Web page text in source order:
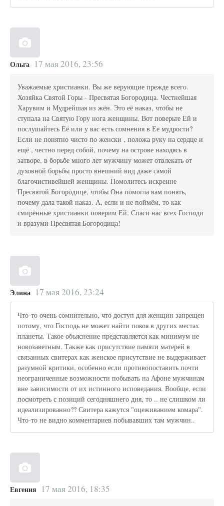
Ольга 17 мая 2016, 23:56
Уважаемые христианки. Вы же верующие прежде всего.
Хозяйка Святой Горы - Пресвятая Богородица. Честнейшая
Харувим и Мудрейшая из жён. Это её наказ, чтобы не
ступала на Святую Гору нога женщины. Вот поверьте Ей и
послушайтесь Её или у вас есть сомнения в Ее мудрости?
Если не понятно чисто по женски , положа руку на сердце и
ещё , честно перед собой, почему на острове находясь в
затворе, в борьбе много лет мужчину может отвлекать от
духовной борьбы просто внешний вид даже самой
благочистивейшей женщины. Помолитесь искренне
Пресвятой Богородице, чтобы Она помогла вам понять,
почему дала такой наказ. А, если и не поймём, то как
смирённые христианки поверим Ей. Спаси нас всех Господи
и вразуми Пресвятая Богородица!
Элина 17 мая 2016, 23:24
Что-то очень сомнительно, что доступ для женщин запрещен
потому, что Господь не может найти покоя в других местах
планеты. Такое объяснение представляется как минимум не
новозаветным. Также как присутствие памяти матерей в
связанных свитерах как женское присутствие не выдерживает
разумной критики, особенно если противопоставить почти
неограниченные возможности побывать на Афоне мужчинам
вне зависимости от их истинного исповедания. Вообще, если
посмотреть с позиций сегодняшнего дня, то .. не слишком ли
идеализированно?? Свитера кажутся "оцеживанием комара".
Что-то не видно комментариев побывавших там мужчин..
Евгения 17 мая 2016, 18:35